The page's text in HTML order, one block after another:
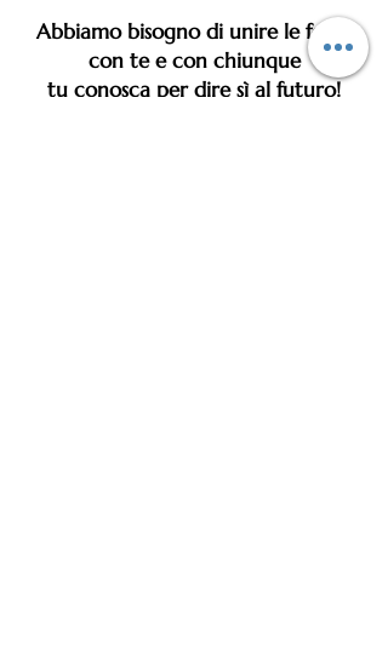
Abbiamo bisogno di unire le forze
con te e con chiunque
tu conosca per dire sì al futuro!